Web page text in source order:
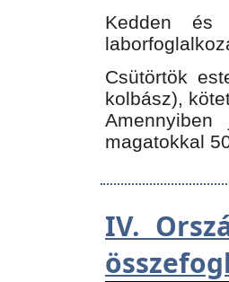
Kedden és
Csütörtök
kolbász),
Amennyiben
magatokkal
IV.